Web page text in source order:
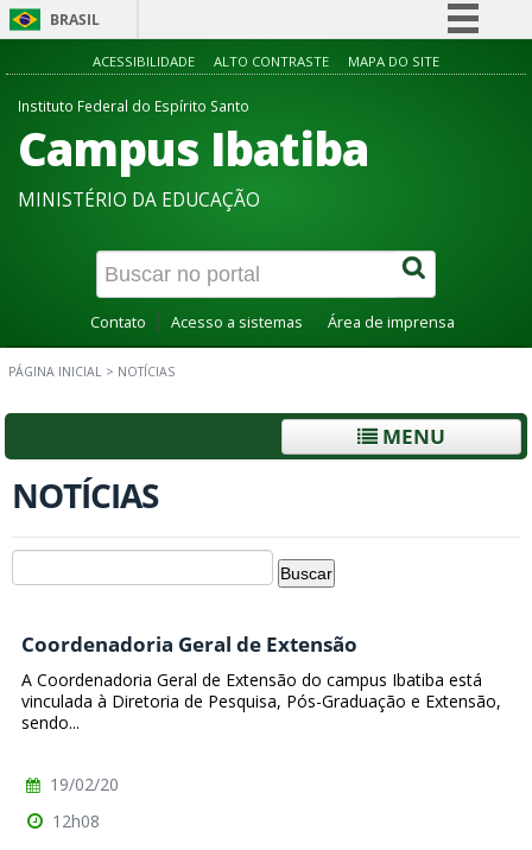
BRASIL
Simplifique!
Acesso à informação
Canais
ACESSIBILIDADE ALTO CONTRASTE MAPA DO SITE
Instituto Federal do Espírito Santo
Campus Ibatiba
MINISTÉRIO DA EDUCAÇÃO
Contato Acesso a sistemas Área de imprensa
PÁGINA INICIAL > NOTÍCIAS
MENU
NOTÍCIAS
Coordenadoria Geral de Extensão
A Coordenadoria Geral de Extensão do campus Ibatiba está
vinculada à Diretoria de Pesquisa, Pós-Graduação e Extensão,
sendo...
19/02/20
12h08